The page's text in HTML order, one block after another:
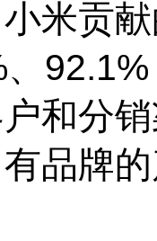
协议将于
权结构中
但实际上
经超过黄
交易，且